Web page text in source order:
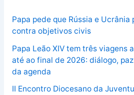
Papa pede que Rússia e Ucrânia
contra objetivos civis
Papa Leão XIV tem três viagens
até ao final de 2026: diálogo,
da agenda
II Encontro Diocesano da